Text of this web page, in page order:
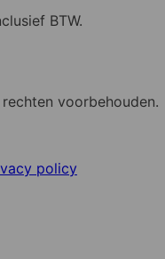
BTW.
voorbehouden.
policy